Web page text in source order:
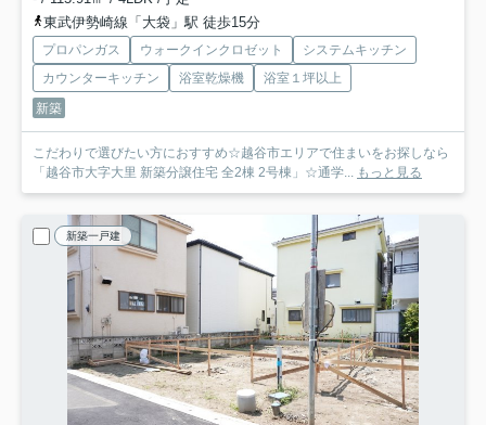
東武伊勢崎線「大袋」駅 徒歩15分
プロパンガス ウォークインクロゼット
システムキッチン
カウンターキッチン
浴室乾燥機
浴室１坪以上
新築
こだわりで選びたい方におすすめ☆越谷市エリアで住まいをお探しなら
「越谷市大字大里 新築分譲住宅 全2棟 2号棟」☆通学... もっと見る
新築一戸建